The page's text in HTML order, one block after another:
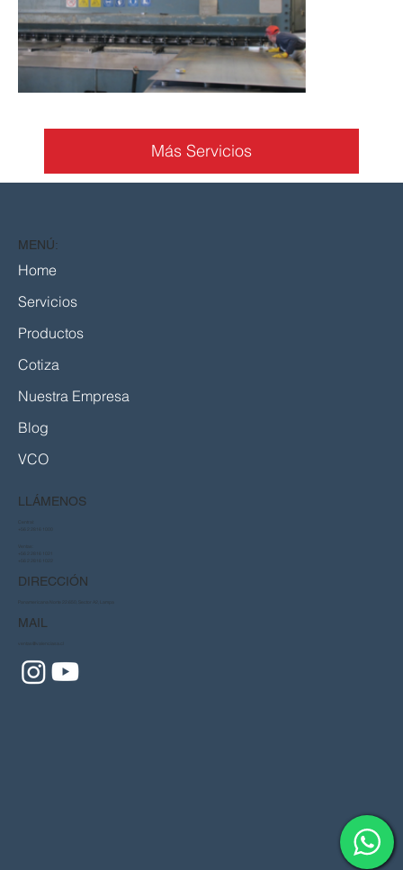
Más Servicios
DIRECCIÓN
Panamericana Norte 22.650, Sector A2, Lampa
MAIL
ventas@valenciasa.cl
+56 2 2816 1021
+56 2 2816 1022
+56 2 2816 1000
LLÁMENOS
Home
Servicios
Productos
Cotiza
Nuestra Empresa
Blog
VCO
MENÚ: